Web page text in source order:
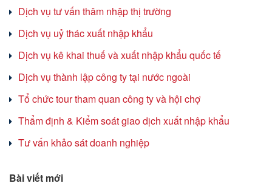
Dịch vụ tư vấn thâm nhập thị trường
Dịch vụ uỷ thác xuất nhập khẩu
Dịch vụ kê khai thuế và xuất nhập khẩu quốc tế
Dịch vụ thành lập công ty tại nước ngoài
Tổ chức tour tham quan công ty và hội chợ
Thẩm định & Kiểm soát giao dịch xuất nhập khẩu
Tư vấn khảo sát doanh nghiệp
Bài viết mới